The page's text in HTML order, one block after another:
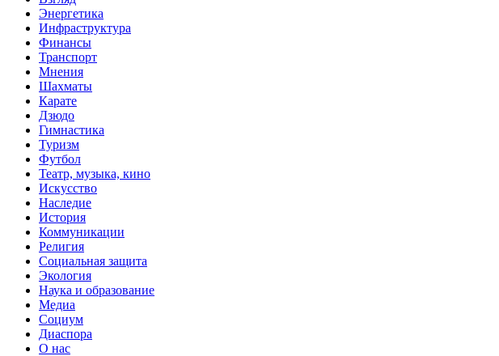
Энергетика
Инфраструктура
Финансы
Транспорт
Мнения
Шахматы
Карате
Дзюдо
Гимнастика
Туризм
Футбол
Театр, музыка, кино
Искусство
Наследие
История
Коммуникации
Религия
Социальная защита
Экология
Наука и образование
Медиа
Социум
Диаспора
О нас